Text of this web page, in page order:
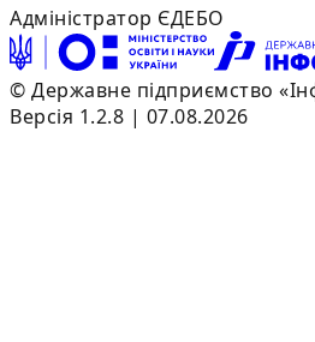
Адміністратор ЄДЕБО
© Державне підприємство
Версія 1.2.8 | 07.08.2026